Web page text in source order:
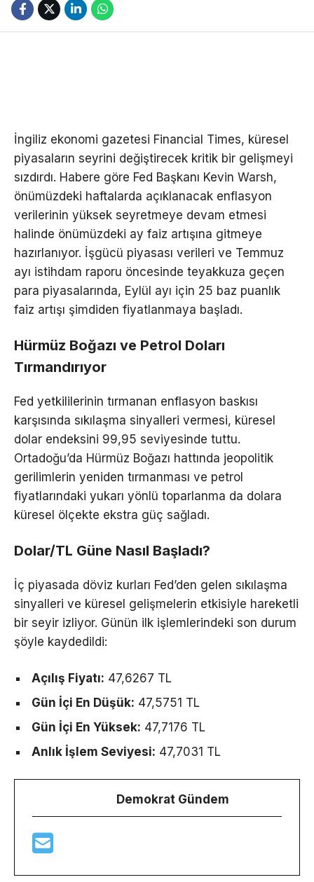
İngiliz ekonomi gazetesi Financial Times, küresel
piyasaların seyrini değiştirecek kritik bir gelişmeyi
sızdırdı. Habere göre Fed Başkanı Kevin Warsh,
önümüzdeki haftalarda açıklanacak enflasyon
verilerinin yüksek seyretmeye devam etmesi
halinde önümüzdeki ay faiz artışına gitmeye
hazırlanıyor. İşgücü piyasası verileri ve Temmuz
ayı istihdam raporu öncesinde teyakkuza geçen
para piyasalarında, Eylül ayı için 25 baz puanlık
faiz artışı şimdiden fiyatlanmaya başladı.
Hürmüz Boğazı ve Petrol Doları
Tırmandırıyor
Fed yetkililerinin tırmanan enflasyon baskısı
karşısında sıkılaşma sinyalleri vermesi, küresel
dolar endeksini 99,95 seviyesinde tuttu.
Ortadoğu’da Hürmüz Boğazı hattında jeopolitik
gerilimlerin yeniden tırmanması ve petrol
fiyatlarındaki yukarı yönlü toparlanma da dolara
küresel ölçekte ekstra güç sağladı.
Dolar/TL Güne Nasıl Başladı?
İç piyasada döviz kurları Fed’den gelen sıkılaşma
sinyalleri ve küresel gelişmelerin etkisiyle hareketli
bir seyir izliyor. Günün ilk işlemlerindeki son durum
şöyle kaydedildi:
Açılış Fiyatı: 47,6267 TL
Gün İçi En Düşük: 47,5751 TL
Gün İçi En Yüksek: 47,7176 TL
Anlık İşlem Seviyesi: 47,7031 TL
Demokrat Gündem